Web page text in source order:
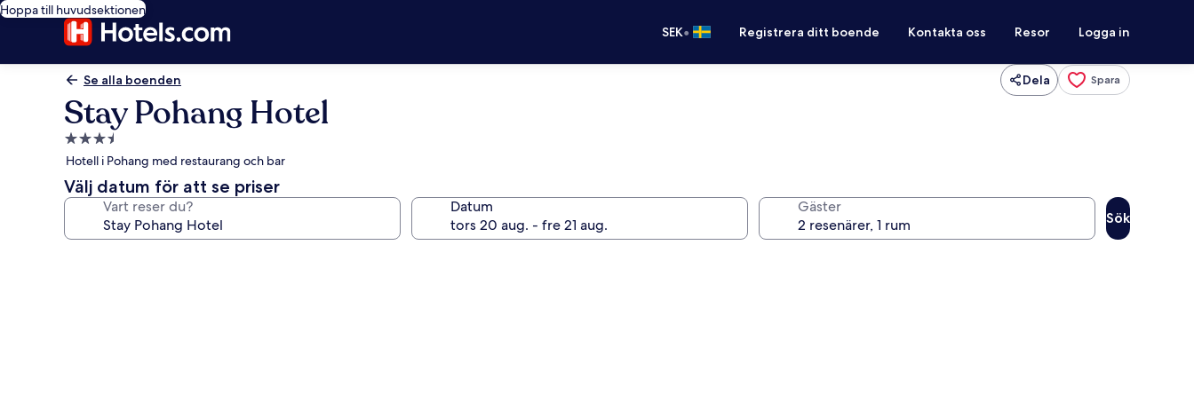
Hoppa till huvudsektionen
SEK• Registrera ditt boende Kontakta oss Resor Logga in
Se alla boenden Dela Spara
Stay Pohang Hotel
3.5-
stjärnigt
boende
Hotell i Pohang med restaurang och bar
Välj datum för att se priser
Vart reser du? Datum Gäster
Sök